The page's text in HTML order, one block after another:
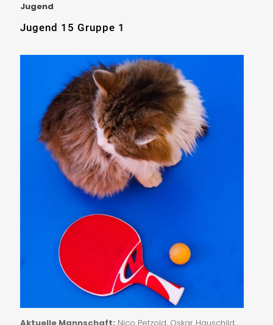
Jugend
Jugend 15 Gruppe 1